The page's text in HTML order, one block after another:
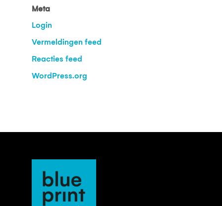
Meta
Login
Vermeldingen feed
Reacties feed
WordPress.org